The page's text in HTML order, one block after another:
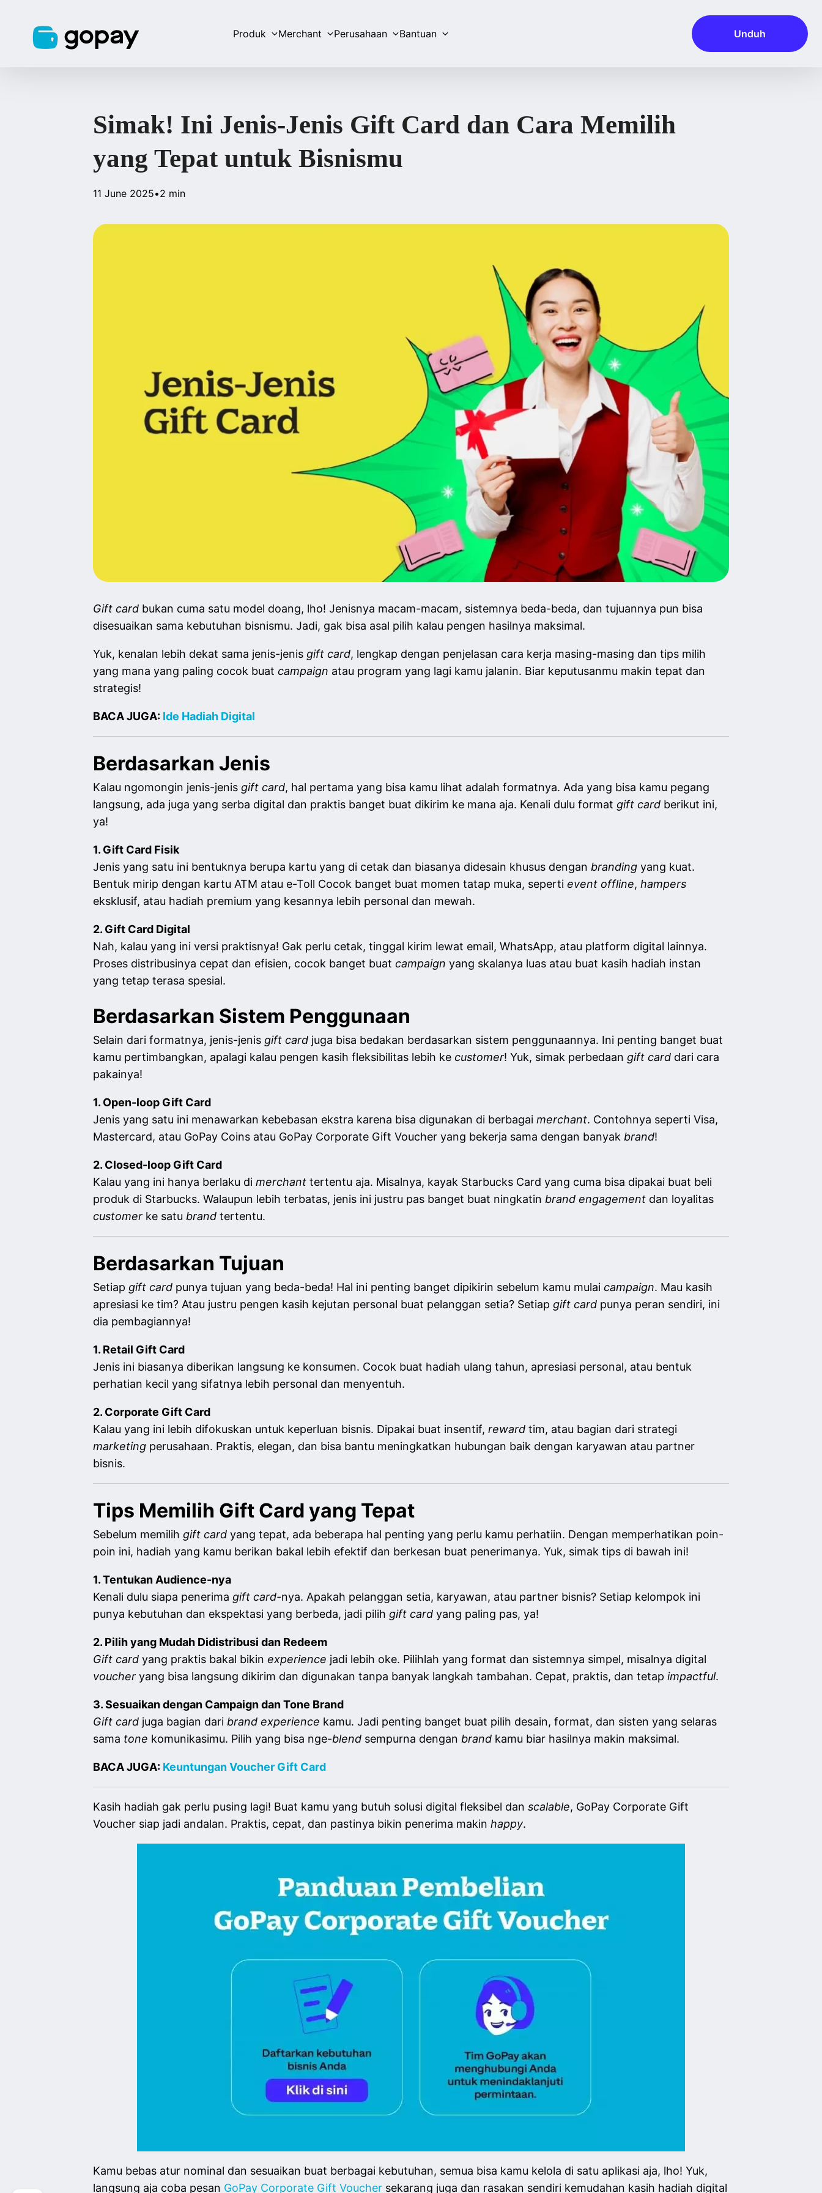
Produk Merchant Perusahaan Bantuan Unduh
Simak! Ini Jenis-Jenis Gift Card dan Cara Memilih
yang Tepat untuk Bisnismu
11 June 2025•2 min
Gift card bukan cuma satu model doang, lho! Jenisnya macam-macam, sistemnya beda-beda, dan tujuannya pun bisa
disesuaikan sama kebutuhan bisnismu. Jadi, gak bisa asal pilih kalau pengen hasilnya maksimal.
Yuk, kenalan lebih dekat sama jenis-jenis gift card, lengkap dengan penjelasan cara kerja masing-masing dan tips milih
yang mana yang paling cocok buat campaign atau program yang lagi kamu jalanin. Biar keputusanmu makin tepat dan
strategis!
BACA JUGA: Ide Hadiah Digital
Berdasarkan Jenis
Kalau ngomongin jenis-jenis gift card, hal pertama yang bisa kamu lihat adalah formatnya. Ada yang bisa kamu pegang
langsung, ada juga yang serba digital dan praktis banget buat dikirim ke mana aja. Kenali dulu format gift card berikut ini,
ya!
1. Gift Card Fisik
Jenis yang satu ini bentuknya berupa kartu yang di cetak dan biasanya didesain khusus dengan branding yang kuat.
Bentuk mirip dengan kartu ATM atau e-Toll Cocok banget buat momen tatap muka, seperti event offline, hampers
eksklusif, atau hadiah premium yang kesannya lebih personal dan mewah.
2. Gift Card Digital
Nah, kalau yang ini versi praktisnya! Gak perlu cetak, tinggal kirim lewat email, WhatsApp, atau platform digital lainnya.
Proses distribusinya cepat dan efisien, cocok banget buat campaign yang skalanya luas atau buat kasih hadiah instan
yang tetap terasa spesial.
Berdasarkan Sistem Penggunaan
Selain dari formatnya, jenis-jenis gift card juga bisa bedakan berdasarkan sistem penggunaannya. Ini penting banget buat
kamu pertimbangkan, apalagi kalau pengen kasih fleksibilitas lebih ke customer! Yuk, simak perbedaan gift card dari cara
pakainya!
1. Open-loop Gift Card
Jenis yang satu ini menawarkan kebebasan ekstra karena bisa digunakan di berbagai merchant. Contohnya seperti Visa,
Mastercard, atau GoPay Coins atau GoPay Corporate Gift Voucher yang bekerja sama dengan banyak brand!
2. Closed-loop Gift Card
Kalau yang ini hanya berlaku di merchant tertentu aja. Misalnya, kayak Starbucks Card yang cuma bisa dipakai buat beli
produk di Starbucks. Walaupun lebih terbatas, jenis ini justru pas banget buat ningkatin brand engagement dan loyalitas
customer ke satu brand tertentu.
Berdasarkan Tujuan
Setiap gift card punya tujuan yang beda-beda! Hal ini penting banget dipikirin sebelum kamu mulai campaign. Mau kasih
apresiasi ke tim? Atau justru pengen kasih kejutan personal buat pelanggan setia? Setiap gift cardpunya peran sendiri, ini
dia pembagiannya!
1. Retail Gift Card
Jenis ini biasanya diberikan langsung ke konsumen. Cocok buat hadiah ulang tahun, apresiasi personal, atau bentuk
perhatian kecil yang sifatnya lebih personal dan menyentuh.
2. Corporate Gift Card
Kalau yang ini lebih difokuskan untuk keperluan bisnis. Dipakai buat insentif, reward tim, atau bagian dari strategi
marketing perusahaan. Praktis, elegan, dan bisa bantu meningkatkan hubungan baik dengan karyawan atau partner
bisnis.
Tips Memilih Gift Card yang Tepat
Sebelum memilih gift card yang tepat, ada beberapa hal penting yang perlu kamu perhatiin. Dengan memperhatikan poin-
poin ini, hadiah yang kamu berikan bakal lebih efektif dan berkesan buat penerimanya. Yuk, simak tips di bawah ini!
1. Tentukan Audience-nya
Kenali dulu siapa penerima gift card-nya. Apakah pelanggan setia, karyawan, atau partner bisnis? Setiap kelompok ini
punya kebutuhan dan ekspektasi yang berbeda, jadi pilih gift card yang paling pas, ya!
2. Pilih yang Mudah Didistribusi dan Redeem
Gift card yang praktis bakal bikin experience jadi lebih oke. Pilihlah yang format dan sistemnya simpel, misalnya digital
voucher yang bisa langsung dikirim dan digunakan tanpa banyak langkah tambahan. Cepat, praktis, dan tetap impactful.
3. Sesuaikan dengan Campaign dan Tone Brand
Gift card juga bagian dari brand experience kamu. Jadi penting banget buat pilih desain, format, dan sisten yang selaras
sama tone komunikasimu. Pilih yang bisa nge-blend sempurna dengan brand kamu biar hasilnya makin maksimal.
BACA JUGA: Keuntungan Voucher Gift Card
Kasih hadiah gak perlu pusing lagi! Buat kamu yang butuh solusi digital fleksibel dan scalable, GoPay Corporate Gift
Voucher siap jadi andalan. Praktis, cepat, dan pastinya bikin penerima makin happy.
Kamu bebas atur nominal dan sesuaikan buat berbagai kebutuhan, semua bisa kamu kelola di satu aplikasi aja, lho! Yuk,
langsung aja coba pesan GoPay Corporate Gift Vouchersekarang juga dan rasakan sendiri kemudahan kasih hadiah digital